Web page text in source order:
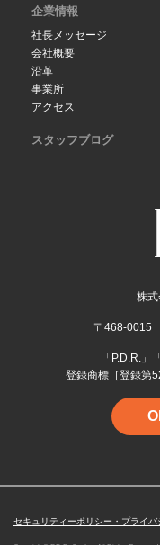
株
〒468-0015
「P.D.R.
登録商標［登録第
企業情報
社長メッセージ
会社概要
沿革
事業所
アクセス
スタッフブログ
セキュリティーポリシー・プライバ